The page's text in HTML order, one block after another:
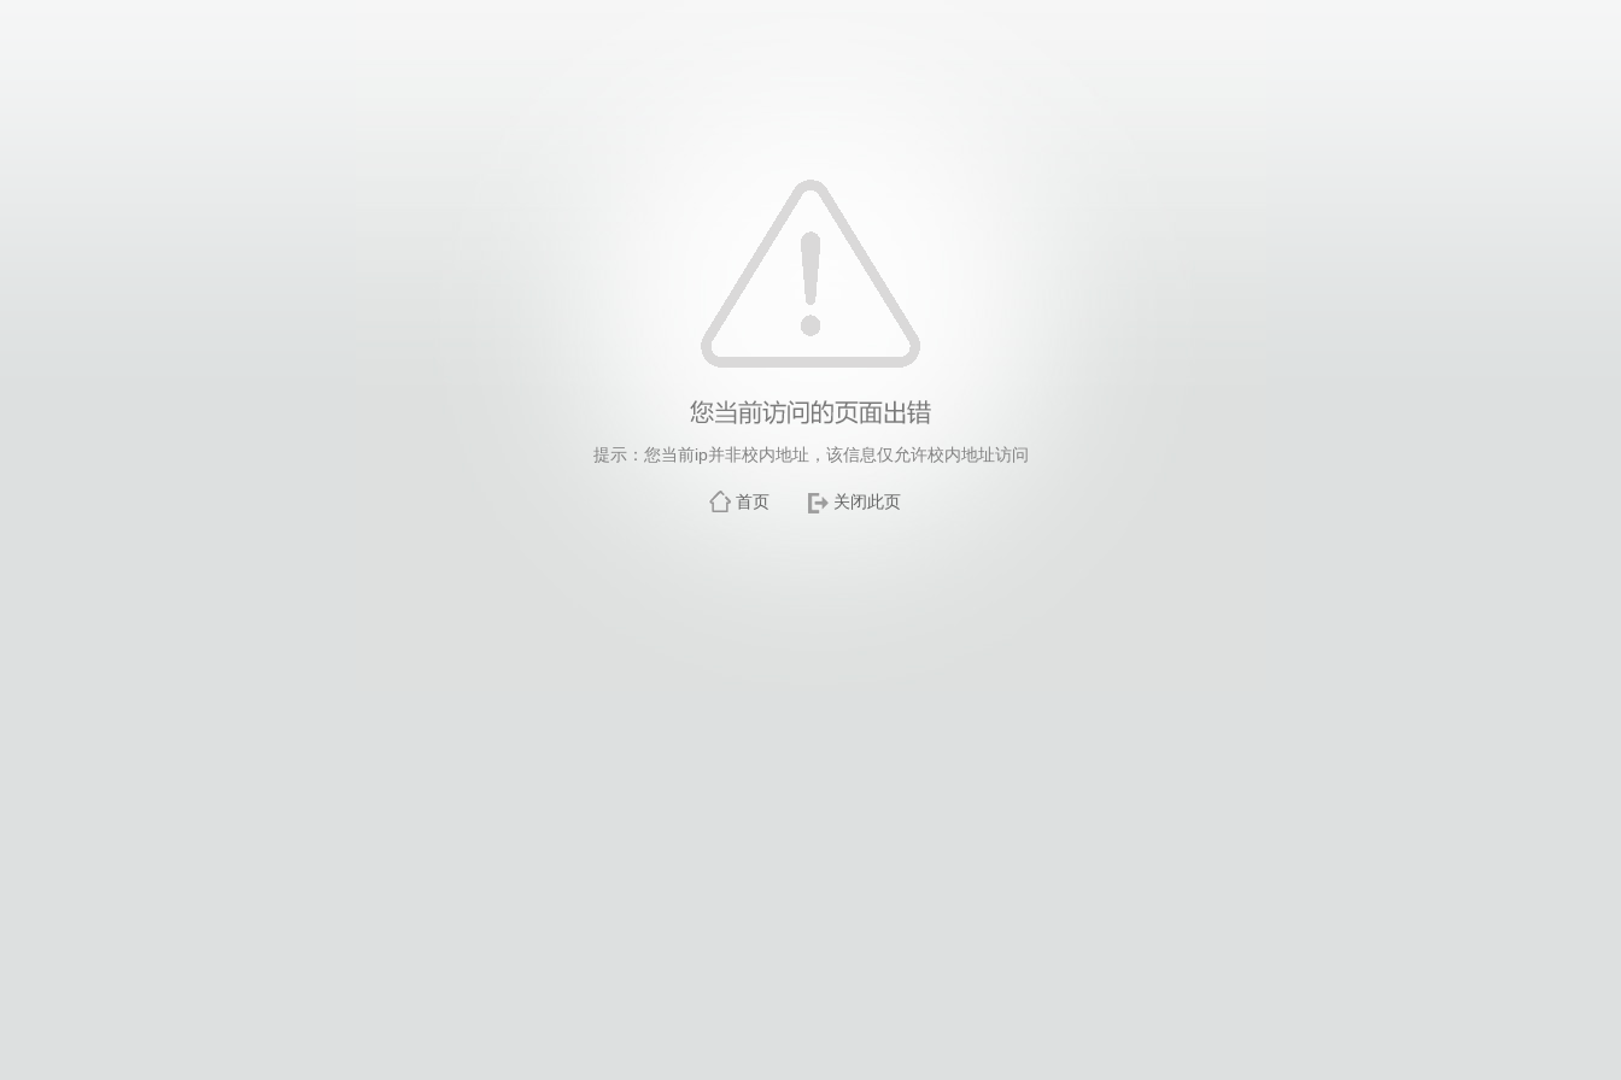
提示：您当前ip并非校内地址，该信息仅允许校内地址访问
首页 关闭此页